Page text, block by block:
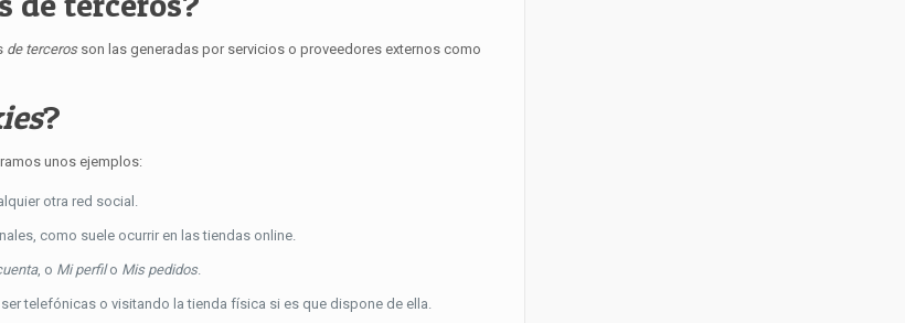
de tercerosson las generadas por servicios o proveedores externos como
?
unos ejemplos:
otra red social.
como suele ocurrir en las tiendas online.
, o Mi perfilo Mis pedidos.
telefónicas o visitando la tienda física si es que dispone de ella.